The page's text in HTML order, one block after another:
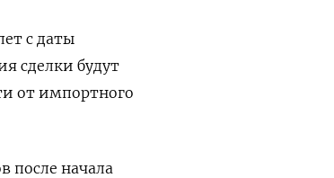
с даты
сделки будут
от импортного
после начала